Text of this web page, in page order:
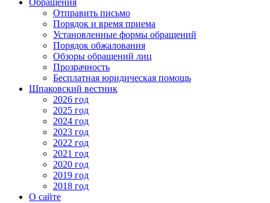
Обращения
Отправить письмо
Порядок и время приема
Установленные формы обращений
Порядок обжалования
Обзоры обращений лиц
Прозрачность
Бесплатная юридическая помощь
Шпаковский вестник
2026 год
2025 год
2024 год
2023 год
2022 год
2021 год
2020 год
2019 год
2018 год
О сайте